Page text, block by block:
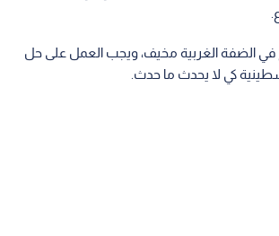
في الضفة الغربية مخيف، ويجب العمل على حل
كي لا يحدث ما حدث.